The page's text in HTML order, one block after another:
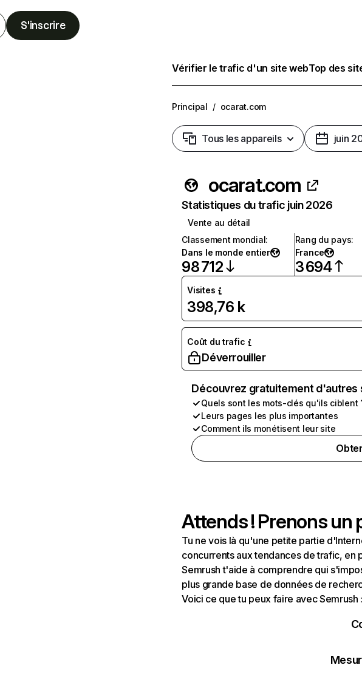
S'inscrire
Vérifier le trafic d'un site webTop des
Principal / ocarat.com
Tous les appareils juin
ocarat.com
Statistiques du trafic juin 2026
Vente au détail
Classement mondial:
Dans le monde entier
98 712
Rang du pays:
France
3 694
Visites
398,76 k
Coût du trafic
Déverrouiller
Découvrez gratuitement
Quels sont les mots-clés qu'ils ciblent
Leurs pages les plus importantes
Comment ils monétisent leur site
Attends ! Prenons un
Tu ne vois là qu'une petite partie
concurrents aux tendances de trafic, en
Semrush t'aide à comprendre qui
plus grande base de données de
Voici ce que tu peux faire avec Semrush